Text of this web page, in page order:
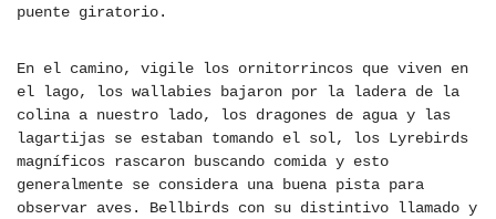
puente giratorio.
En el camino, vigile los ornitorrincos que viven en
el lago, los wallabies bajaron por la ladera de la
colina a nuestro lado, los dragones de agua y las
lagartijas se estaban tomando el sol, los Lyrebirds
magníficos rascaron buscando comida y esto
generalmente se considera una buena pista para
observar aves. Bellbirds con su distintivo llamado y